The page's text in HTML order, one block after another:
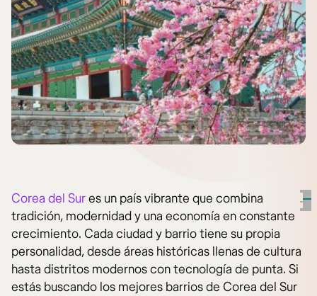
Corea del Sures un país vibrante que combina
tradición, modernidad y una economía en constante
crecimiento. Cada ciudad y barrio tiene su propia
personalidad, desde áreas históricas llenas de cultura
hasta distritos modernos con tecnología de punta. Si
estás buscando los mejores barrios de Corea del Sur